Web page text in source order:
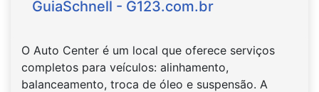
GuiaSchnell - G123.com.br
O Auto Center é um local que oferece serviços
completos para veículos: alinhamento,
balanceamento, troca de óleo e suspensão. A